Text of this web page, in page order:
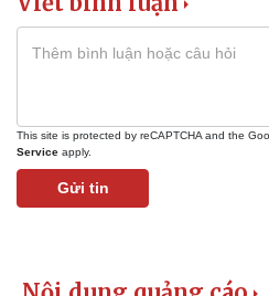
This site is protected by reCAPTCHA and the
Service apply.
Gửi tin